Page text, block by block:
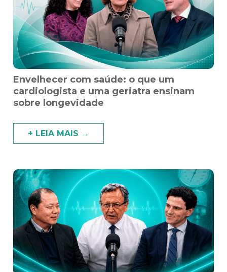
Envelhecer com saúde: o que um
cardiologista e uma geriatra ensinam
sobre longevidade
+ LEIA MAIS →